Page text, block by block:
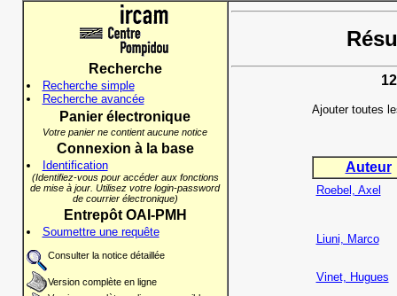
Recherche
Recherche simple
Recherche avancée
Panier électronique
Votre panier ne contient aucune notice
Connexion à la base
Identification
(Identifiez-vous pour accéder aux fonctions
de mise à jour. Utilisez votre login-password
de courrier électronique)
Entrepôt OAI-PMH
Soumettre une requête
Consulter la notice détaillée
Version complète en ligne
Ajouter toutes
Auteur
Roebel, Axel
Liuni, Marco
Vinet, Hugues